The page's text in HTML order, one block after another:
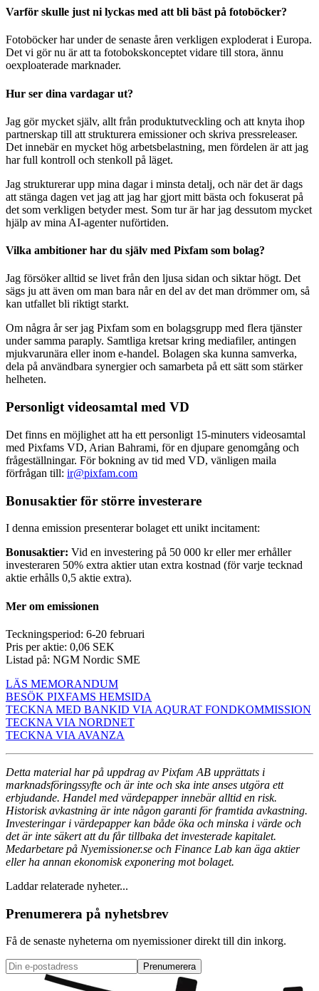
Varför skulle just ni lyckas med att bli bäst på fotoböcker?
Fotoböcker har under de senaste åren verkligen exploderat i Europa.
Det vi gör nu är att ta fotobokskonceptet vidare till stora, ännu
oexploaterade marknader.
Hur ser dina vardagar ut?
Jag gör mycket själv, allt från produktutveckling och att knyta ihop
partnerskap till att strukturera emissioner och skriva pressreleaser.
Det innebär en mycket hög arbetsbelastning, men fördelen är att jag
har full kontroll och stenkoll på läget.
Jag strukturerar upp mina dagar i minsta detalj, och när det är dags
att stänga dagen vet jag att jag har gjort mitt bästa och fokuserat på
det som verkligen betyder mest. Som tur är har jag dessutom mycket
hjälp av mina AI-agenter nuförtiden.
Vilka ambitioner har du själv med Pixfam som bolag?
Jag försöker alltid se livet från den ljusa sidan och siktar högt. Det
sägs ju att även om man bara når en del av det man drömmer om, så
kan utfallet bli riktigt starkt.
Om några år ser jag Pixfam som en bolagsgrupp med flera tjänster
under samma paraply. Samtliga kretsar kring mediafiler, antingen
mjukvarunära eller inom e-handel. Bolagen ska kunna samverka,
dela på användbara synergier och samarbeta på ett sätt som stärker
helheten.
Personligt videosamtal med VD
Det finns en möjlighet att ha ett personligt 15-minuters videosamtal
med Pixfams VD, Arian Bahrami, för en djupare genomgång och
frågeställningar. För bokning av tid med VD, vänligen maila
förfrågan till: ir@pixfam.com
Bonusaktier för större investerare
I denna emission presenterar bolaget ett unikt incitament:
Bonusaktier: Vid en investering på 50 000 kr eller mer erhåller
investeraren 50% extra aktier utan extra kostnad (för varje tecknad
aktie erhålls 0,5 aktie extra).
Mer om emissionen
Teckningsperiod: 6-20 februari
Pris per aktie: 0,06 SEK
Listad på: NGM Nordic SME
LÄS MEMORANDUM
BESÖK PIXFAMS HEMSIDA
TECKNA MED BANKID VIA AQURAT FONDKOMMISSION
TECKNA VIA NORDNET
TECKNA VIA AVANZA
Detta material har på uppdrag av Pixfam AB upprättats i
marknadsföringssyfte och är inte och ska inte anses utgöra ett
erbjudande. Handel med värdepapper innebär alltid en risk.
Historisk avkastning är inte någon garanti för framtida avkastning.
Investeringar i värdepapper kan både öka och minska i värde och
det är inte säkert att du får tillbaka det investerade kapitalet.
Medarbetare på Nyemissioner.se och Finance Lab kan äga aktier
eller ha annan ekonomisk exponering mot bolaget.
Laddar relaterade nyheter...
Prenumerera på nyhetsbrev
Få de senaste nyheterna om nyemissioner direkt till din inkorg.
Prenumerera